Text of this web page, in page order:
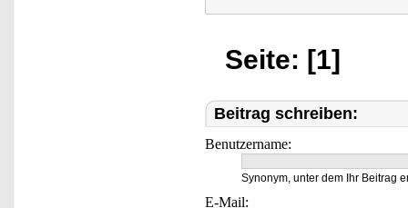
Seite: [1]
Beitrag schreiben:
Benutzername:
Synonym, unter dem Ihr Beitrag
E-Mail: